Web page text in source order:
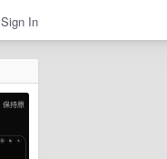
Sign In